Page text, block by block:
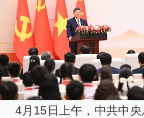
4月15日上午，中共中